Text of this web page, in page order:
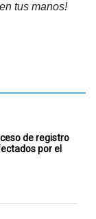
tus manos!
de registro
por el